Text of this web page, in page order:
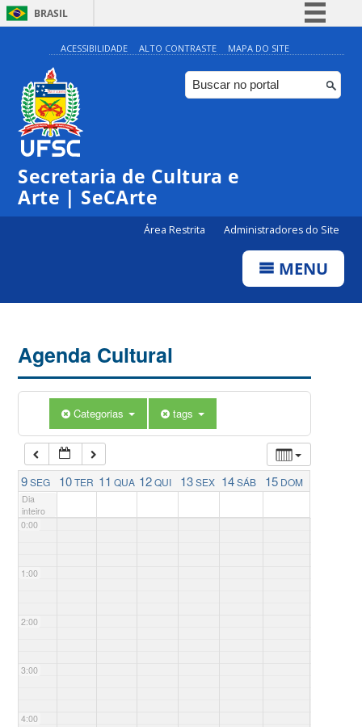
BRASIL
Simplifique!
Comunica BR
Participe
ACESSIBILIDADE ALTO CONTRASTE MAPA DO SITE
Secretaria de Cultura e
Arte | SeCArte
Área Restrita Administradores do Site
MENU
Agenda Cultural
Categorias tags
9SEG 10TER 11 QUA 12QUI 13SEX 14SÁB 15 DOM
Dia
inteiro
0:00
1:00
2:00
3:00
4:00